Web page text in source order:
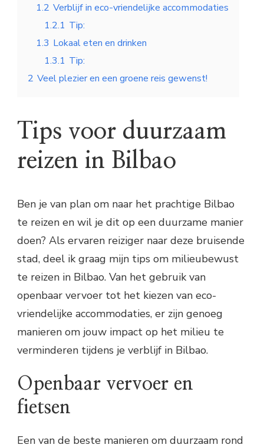
1.2 Verblijf in eco-vriendelijke accommodaties
1.2.1 Tip:
1.3 Lokaal eten en drinken
1.3.1 Tip:
2 Veel plezier en een groene reis gewenst!
Tips voor duurzaam
reizen in Bilbao
Ben je van plan om naar het prachtige Bilbao
te reizen en wil je dit op een duurzame manier
doen? Als ervaren reiziger naar deze bruisende
stad, deel ik graag mijn tips om milieubewust
te reizen in Bilbao. Van het gebruik van
openbaar vervoer tot het kiezen van eco-
vriendelijke accommodaties, er zijn genoeg
manieren om jouw impact op het milieu te
verminderen tijdens je verblijf in Bilbao.
Openbaar vervoer en
fietsen
Een van de beste manieren om duurzaam rond